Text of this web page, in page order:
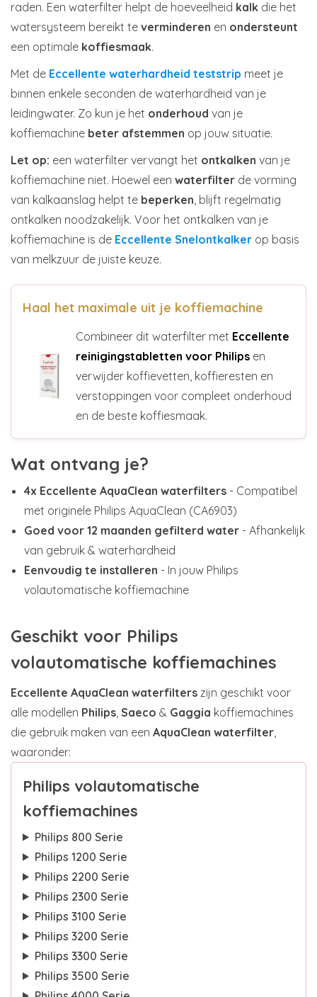
raden. Een waterfilter helpt de hoeveelheid kalk die het
watersysteem bereikt te verminderen en ondersteunt
een optimale koffiesmaak.
Met de Eccellente waterhardheid teststrip meet je
binnen enkele seconden de waterhardheid van je
leidingwater. Zo kun je het onderhoud van je
koffiemachine beter afstemmen op jouw situatie.
Let op: een waterfilter vervangt het ontkalken van je
koffiemachine niet. Hoewel een waterfilter de vorming
van kalkaanslag helpt te beperken, blijft regelmatig
ontkalken noodzakelijk. Voor het ontkalken van je
koffiemachine is de Eccellente Snelontkalker op basis
van melkzuur de juiste keuze.
Haal het maximale uit je koffiemachine
Combineer dit waterfilter met Eccellente
reinigingstabletten voor Philips en
verwijder koffievetten, koffieresten en
verstoppingen voor compleet onderhoud
en de beste koffiesmaak.
Wat ontvang je?
4x Eccellente AquaClean waterfilters - Compatibel
met originele Philips AquaClean (CA6903)
Goed voor 12 maanden gefilterd water - Afhankelijk
van gebruik & waterhardheid
Eenvoudig te installeren - In jouw Philips
volautomatische koffiemachine
Geschikt voor Philips
volautomatische koffiemachines
Eccellente AquaClean waterfilters zijn geschikt voor
alle modellen Philips, Saeco & Gaggia koffiemachines
die gebruik maken van een AquaClean waterfilter,
waaronder:
Philips volautomatische
koffiemachines
Philips 800 Serie
Philips 1200 Serie
Philips 2200 Serie
Philips 2300 Serie
Philips 3100 Serie
Philips 3200 Serie
Philips 3300 Serie
Philips 3500 Serie